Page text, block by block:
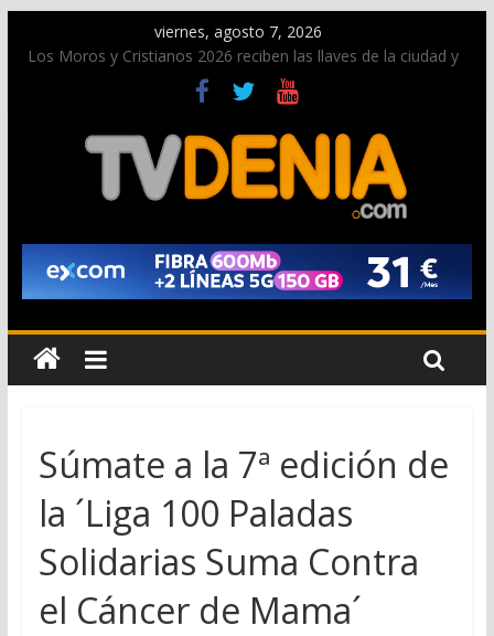
viernes, agosto 7, 2026
Los Moros y Cristianos 2026 reciben las llaves de la ciudad y
dan inicio a las fiestas en Dénia
El bando moro protagonista en la Segunda Entraeta Festera
Paco Adsuar dona al Arxiu de Dénia más de 50.000 imágenes
de la memoria visual de la ciudad
La Entraeta Festera llena de ambiente la calle Marqués de
Campo con la recepción a la Capitanía Cristiana
El XII Festival de Jazz de Dénia reunirá durante agosto a
figuras nacionales e internacionales en los Jardins de
Torrecremada
Súmate a la 7ª edición de
la ´Liga 100 Paladas
Solidarias Suma Contra
el Cáncer de Mama´